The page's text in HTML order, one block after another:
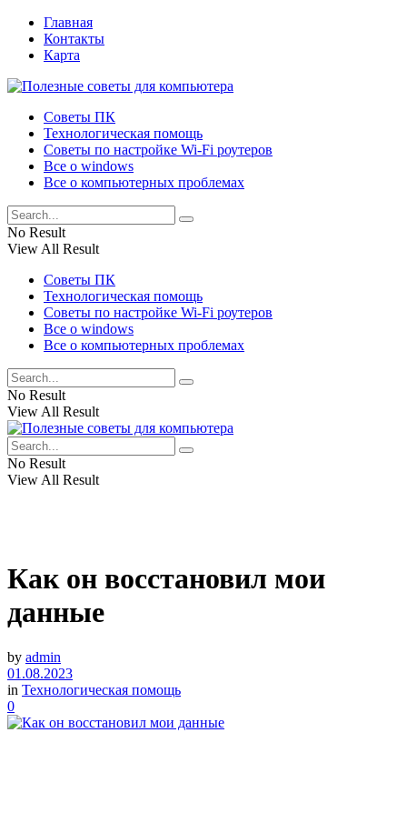
Главная
Контакты
Карта
Советы ПК
Технологическая помощь
Советы по настройке Wi-Fi роутеров
Все о windows
Все о компьютерных проблемах
No Result
View All Result
Советы ПК
Технологическая помощь
Советы по настройке Wi-Fi роутеров
Все о windows
Все о компьютерных проблемах
No Result
View All Result
No Result
View All Result
Как он восстановил мои
данные
by admin
01.08.2023
in Технологическая помощь
0